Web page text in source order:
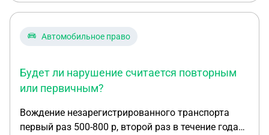
Автомобильное право
Будет ли нарушение считается повторным
или первичным?
Вождение незарегистрированного транспорта
первый раз 500-800 р, второй раз в течение года